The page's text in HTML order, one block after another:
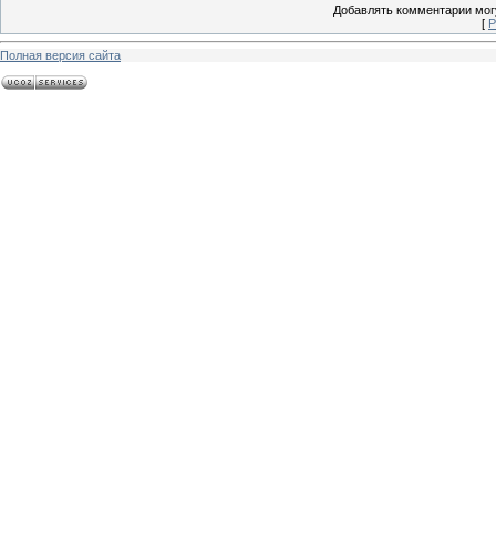
Добавлять комментарии
[
Полная версия сайта